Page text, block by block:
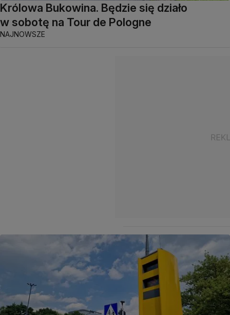
Królowa Bukowina. Będzie się działo
w sobotę na Tour de Pologne
NAJNOWSZE